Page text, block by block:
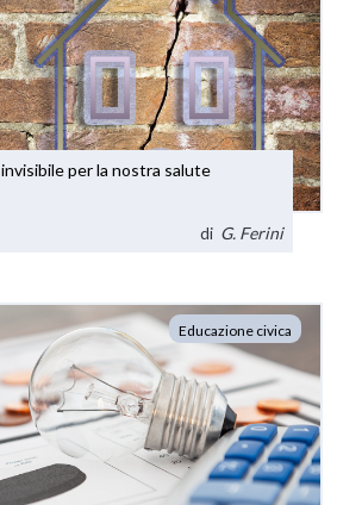
per la nostra salute
di G. Ferini
Educazione civica